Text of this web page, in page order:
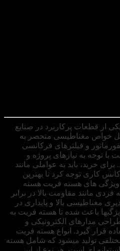
از قطعات پرکاربرد در صنایع
خواص مغناطیسی منحصر به
و فیلترهای فرکانسی
با توجه به نیازهای پروژه و
خرید، باید به عواملی مانند
کاری توجه کرد تا بهترین
ویژگی های هسته فریت هسته
مانند مقاومت بالا در برابر
مغناطیسی بالا و پایداری در
باعث شده تا هسته فریت به
مدارهای الکترونیکی و
قرار گیرد. انواع هسته فریت
تولید میشود که شامل هسته